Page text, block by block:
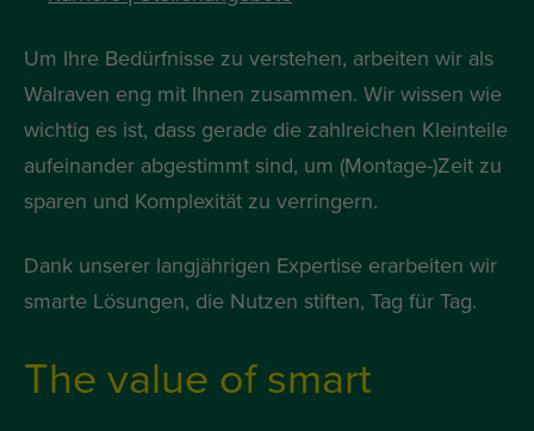
Um Ihre Bedürfnisse zu verstehen, arbeiten wir als
Walraven eng mit Ihnen zusammen. Wir wissen wie
wichtig es ist, dass gerade die zahlreichen Kleinteile
aufeinander abgestimmt sind, um (Montage-)Zeit zu
sparen und Komplexität zu verringern.
Dank unserer langjährigen Expertise erarbeiten wir
smarte Lösungen, die Nutzen stiften, Tag für Tag.
The value of smart